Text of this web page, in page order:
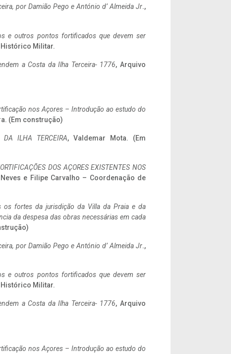
por Damião Pego e António d’ Almeida Jr.,
e outros pontos fortificados que devem ser
Militar.
a Costa da Ilha Terceira- 1776, Arquivo
nos Açores – Introdução ao estudo do
(Em construção)
DA ILHA TERCEIRA, Valdemar Mota. (Em
DOS AÇORES EXISTENTES NOS
e Filipe Carvalho – Coordenação de
os fortes da jurisdição da Villa da Praia e da
da despesa das obras necessárias em cada
por Damião Pego e António d’ Almeida Jr.,
e outros pontos fortificados que devem ser
Militar.
a Costa da Ilha Terceira- 1776, Arquivo
nos Açores – Introdução ao estudo do